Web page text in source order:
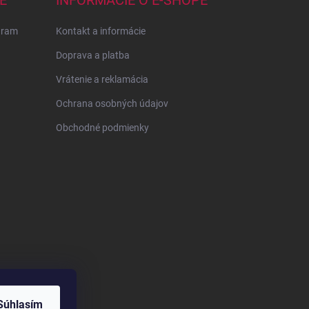
Kontakt a informácie
Doprava a platba
Vrátenie a reklamácia
Ochrana osobných údajov
Obchodné podmienky